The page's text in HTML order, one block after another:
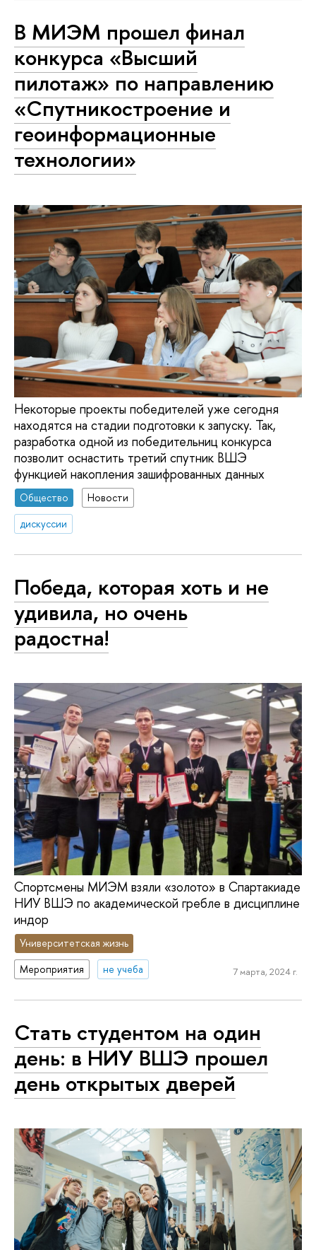
В МИЭМ прошел финал
конкурса «Высший
пилотаж» по направлению
«Спутникостроение и
геоинформационные
технологии»
Некоторые проекты победителей уже сегодня
находятся на стадии подготовки к запуску. Так,
разработка одной из победительниц конкурса
позволит оснастить третий спутник ВШЭ
функцией накопления зашифрованных данных
Общество
Новости
дискуссии
Победа, которая хоть и не
удивила, но очень
радостна!
Спортсмены МИЭМ взяли «золото» в Спартакиаде
НИУ ВШЭ по академической гребле в дисциплине
индор
Университетская жизнь
Мероприятия
не учеба 7 марта, 2024 г.
Стать студентом на один
день: в НИУ ВШЭ прошел
день открытых дверей